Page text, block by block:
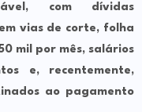
com dívidas
vias de corte, folha
mil por mês, salários
e, recentemente,
ao pagamento